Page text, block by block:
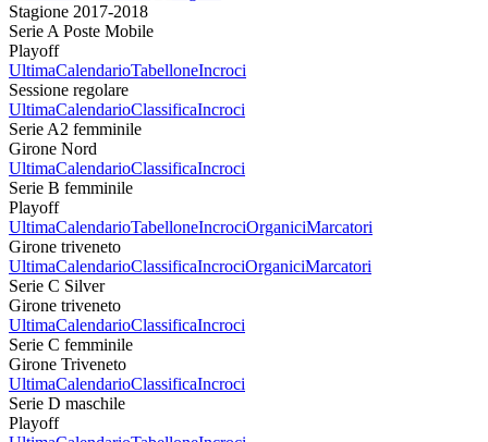
Stagione 2017-2018
Serie A Poste Mobile
Playoff
UltimaCalendarioTabelloneIncroci
Sessione regolare
UltimaCalendarioClassificaIncroci
Serie A2 femminile
Girone Nord
UltimaCalendarioClassificaIncroci
Serie B femminile
Playoff
UltimaCalendarioTabelloneIncrociOrganiciMarcatori
Girone triveneto
UltimaCalendarioClassificaIncrociOrganiciMarcatori
Serie C Silver
Girone triveneto
UltimaCalendarioClassificaIncroci
Serie C femminile
Girone Triveneto
UltimaCalendarioClassificaIncroci
Serie D maschile
Playoff